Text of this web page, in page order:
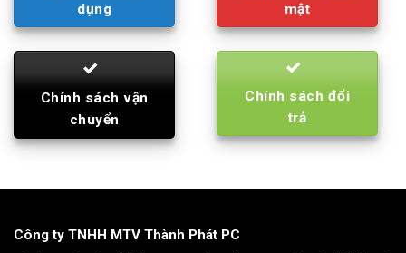
dụng
mật
Chính sách vận
chuyển
Chính sách đổi
trả
Công ty TNHH MTV Thành Phát PC